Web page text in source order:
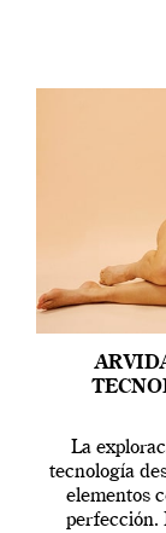
La
tecnología
elementos
perfección.